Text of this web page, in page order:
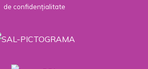
de confidențialitate